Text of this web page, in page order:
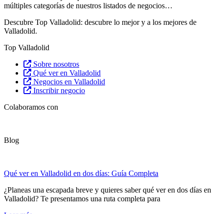
múltiples categorías de nuestros listados de negocios…
Descubre Top Valladolid: descubre lo mejor y a los mejores de
Valladolid.
Top Valladolid
Sobre nosotros
Qué ver en Valladolid
Negocios en Valladolid
Inscribir negocio
Colaboramos con
Blog
Qué ver en Valladolid en dos días: Guía Completa
¿Planeas una escapada breve y quieres saber qué ver en dos días en
Valladolid? Te presentamos una ruta completa para